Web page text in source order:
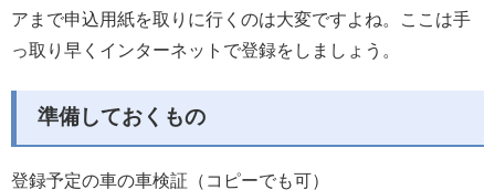
アまで申込用紙を取りに行くのは大変ですよね。ここは手
っ取り早くインターネットで登録をしましょう
準備しておくもの
登録予定の車の車検証（コピーでも可）